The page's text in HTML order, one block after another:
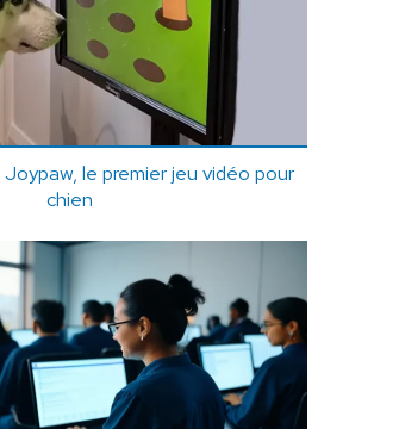
le premier jeu vidéo pour
chien